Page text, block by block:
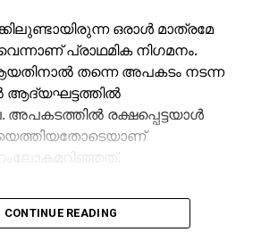
ഒരാള്‍ മാത്രമേ
പ്രാഥമിക നിഗമനം.
തന്നെ അപകടം നടന്ന
ആദ്യഘട്ടത്തില്‍
അപകടത്തില്‍ രക്ഷപ്പെട്ടയാള്‍
കണ്ടെത്തിയെന്നാണ്
സംസ്ഥാന
CONTINUE READING